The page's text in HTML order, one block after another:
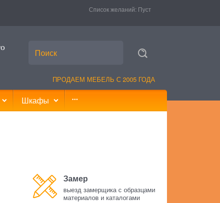
Список желаний: Пуст
ПРОДАЕМ МЕБЕЛЬ С 2005 ГОДА
Шкафы
Замер
выезд замерщика с образцами
материалов и каталогами